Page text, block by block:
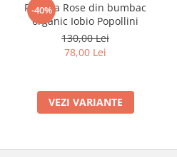
-40%
Rochita Rose din bumbac
organic Iobio Popollini
130,00 Lei
78,00 Lei
VEZI VARIANTE